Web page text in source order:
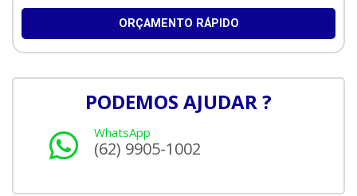
ORÇAMENTO RÁPIDO
PODEMOS AJUDAR ?
WhatsApp
(62) 9905-1002